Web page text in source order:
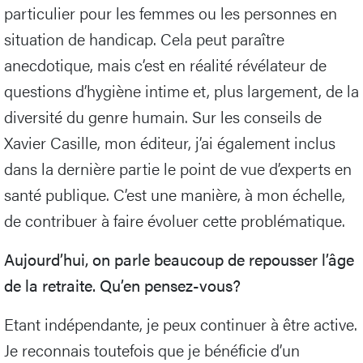
particulier pour les femmes ou les personnes en
situation de handicap. Cela peut paraître
anecdotique, mais c’est en réalité révélateur de
questions d’hygiène intime et, plus largement, de la
diversité du genre humain. Sur les conseils de
Xavier Casille, mon éditeur, j’ai également inclus
dans la dernière partie le point de vue d’experts en
santé publique. C’est une manière, à mon échelle,
de contribuer à faire évoluer cette problématique.
Aujourd’hui, on parle beaucoup de repousser l’âge
de la retraite. Qu’en pensez-vous?
Etant indépendante, je peux continuer à être active.
Je reconnais toutefois que je bénéficie d’un